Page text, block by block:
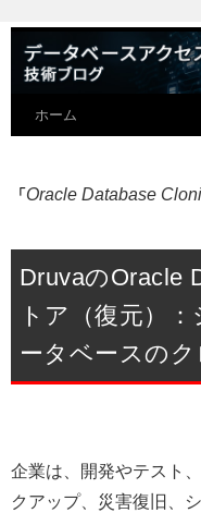
ホーム
「Oracle Database
DruvaのOracle
トア（復元）
ータベースの
企業は、開発やテスト
クアップ、災害復旧、